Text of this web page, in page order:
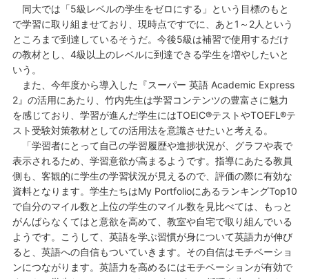
同大では「5級レベルの学生をゼロにする」という目標のもと
で学習に取り組ませており、現時点ですでに、あと1～2人という
ところまで到達しているそうだ。今後5級は補習で使用するだけ
の教材とし、4級以上のレベルに到達できる学生を増やしたいと
いう。
また、今年度から導入した『スーパー 英語 Academic Express
2』の活用にあたり、竹内先生は学習コンテンツの豊富さに魅力
を感じており、学習が進んだ学生にはTOEIC®テストやTOEFL®テ
スト受験対策教材としての活用法を意識させたいと考える。
「学習者にとって自己の学習履歴や進捗状況が、グラフや表で
表示されるため、学習意欲が高まるようです。指導にあたる教員
側も、客観的に学生の学習状況が見えるので、評価の際に有効な
資料となります。学生たちはMy PortfolioにあるランキングTop10
で自分のマイル数と上位の学生のマイル数を見比べては、もっと
がんばらなくてはと意欲を高めて、教室や自宅で取り組んでいる
ようです。こうして、英語を学ぶ習慣が身について英語力が伸び
ると、英語への自信もついていきます。その自信はモチベーショ
ンにつながります。英語力を高めるにはモチベーションが有効で